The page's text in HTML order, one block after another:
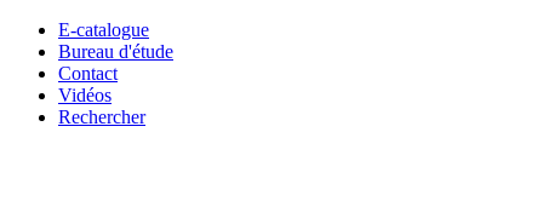
E-catalogue
Bureau d'étude
Contact
Vidéos
Rechercher